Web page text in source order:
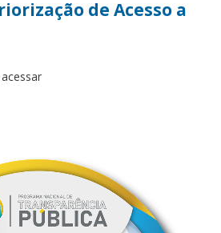
de Acesso a